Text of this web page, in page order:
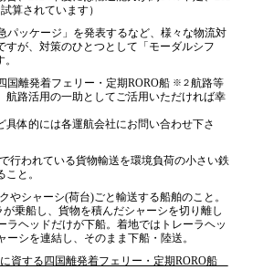
算されています）
パッケージ」を発表するなど、様々な物流対
すが、対策のひとつとして「モーダルシフ
国離発着フェリー・定期RORO船 ※２航路等
航路活用の一助としてご活用いただければ幸
具体的には各運航会社にお問い合わせ下さ
行われている貨物輸送を環境負荷の小さい鉄
と。
やシャーシ(荷台)ごと輸送する船舶のこと。
乗船し、貨物を積んだシャーシを切り離し
ラヘッドだけが下船。着地ではトレーラヘッ
ーシを連結し、そのまま下船・陸送。
資する四国離発着フェリー・定期RORO船